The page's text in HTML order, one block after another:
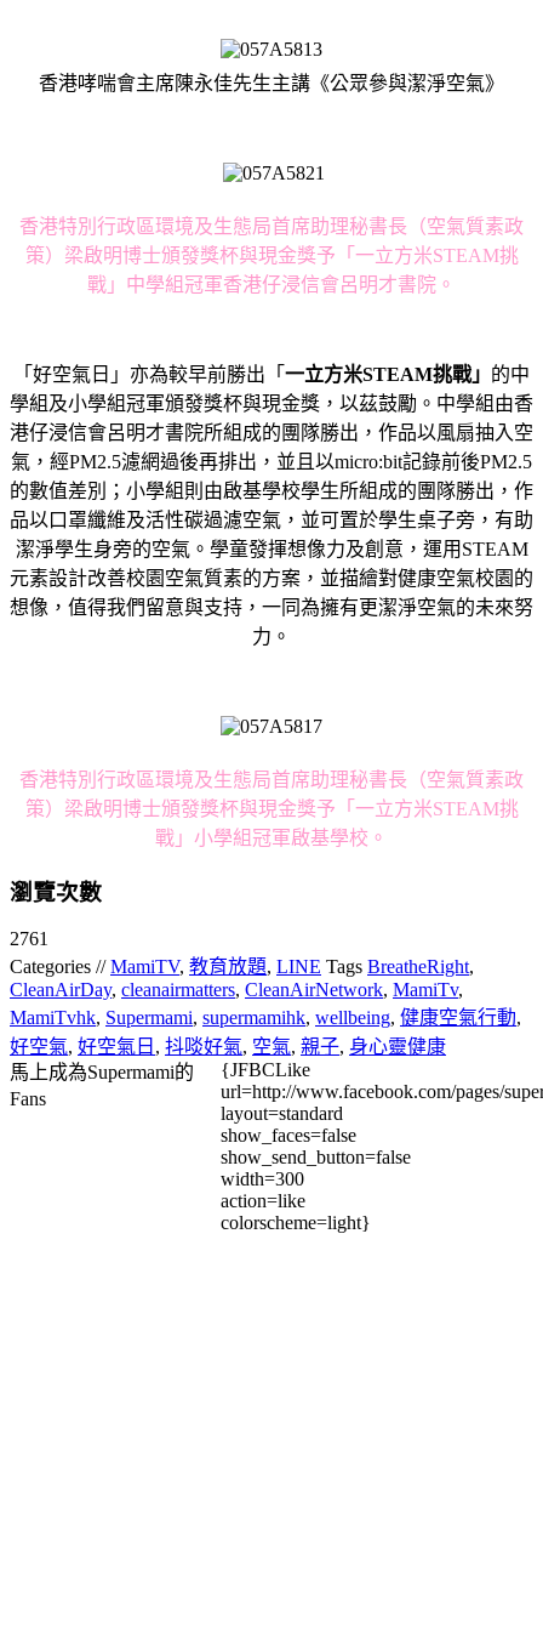
香港哮喘會主席陳永佳先生主講《公眾參與潔淨空氣》
香港特別行政區環境及生態局首席助理秘書長（空氣質素政
策）梁啟明博士頒發獎杯與現金獎予「一立方米STEAM挑
戰」中學組冠軍香港仔浸信會呂明才書院。
「好空氣日」亦為較早前勝出「 一立方米STEAM挑戰」 的中
學組及小學組冠軍頒發獎杯與現金獎，以茲鼓勵。中學組由香
港仔浸信會呂明才書院所組成的團隊勝出，作品以風扇抽入空
氣，經PM2.5濾網過後再排出，並且以micro:bit記錄前後PM2.5
的數值差別；小學組則由啟基學校學生所組成的團隊勝出，作
品以口罩纖維及活性碳過濾空氣，並可置於學生桌子旁，有助
潔淨學生身旁的空氣。學童發揮想像力及創意，運用STEAM
元素設計改善校園空氣質素的方案，並描繪對健康空氣校園的
想像，值得我們留意與支持，一同為擁有更潔淨空氣的未來努
力。
香港特別行政區環境及生態局首席助理秘書長（空氣質素政
策）梁啟明博士頒發獎杯與現金獎予「一立方米STEAM挑
戰」小學組冠軍啟基學校。
瀏覽次數
2761
Categories //MamiTV, 教育放題, LINE Tags BreatheRight,
CleanAirDay, cleanairmatters, CleanAirNetwork, MamiTv,
MamiTvhk, Supermami, supermamihk, wellbeing, 健康空氣行動,
好空氣, 好空氣日 , 抖啖好氣, 空氣, 親子, 身心靈健康
馬上成為Supermami的
Fans
{JFBCLike
url=http://www.facebook.com/pages/
layout=standard
show_faces=false
show_send_button=false
width=300
action=like
colorscheme=light}